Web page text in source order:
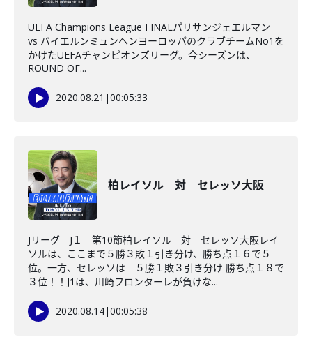
UEFA Champions League FINALパリサンジェエルマン
vs バイエルンミュンヘンヨーロッパのクラブチームNo1を
かけたUEFAチャンピオンズリーグ。今シーズンは、
ROUND OF...
2020.08.21 |00:05:33
柏レイソル 対 セレッソ大阪
Jリーグ J１ 第10節柏レイソル 対 セレッソ大阪レイ
ソルは、ここまで５勝３敗１引き分け、勝ち点１６で５
位。一方、セレッソは ５勝１敗３引き分け 勝ち点１８で
３位！！J1は、川崎フロンターレが負けな...
2020.08.14|00:05:38